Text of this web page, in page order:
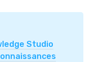
Studio